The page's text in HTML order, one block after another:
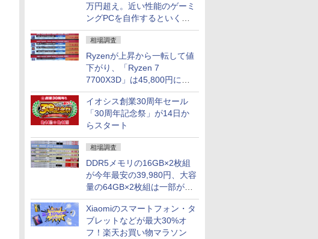
万円超え。近い性能のゲーミ
ングPCを自作するといくら
になる？
相場調査
Ryzenが上昇から一転して値
下がり、「Ryzen 7
7700X3D」は45,800円に急
落し「Ryzen 7 7800X3D」
との価格逆転解消 [8月前半の
CPU価格]
イオシス創業30周年セール
「30周年記念祭」が14日か
らスタート
相場調査
DDR5メモリの16GB×2枚組
が今年最安の39,980円、大容
量の64GB×2枚組は一部が続
騰 [8月前半のメモリ価格]
Xiaomiのスマートフォン・タ
ブレットなどが最大30%オ
フ！楽天お買い物マラソン